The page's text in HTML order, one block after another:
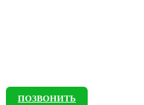
ПОЗВОНИТЬ